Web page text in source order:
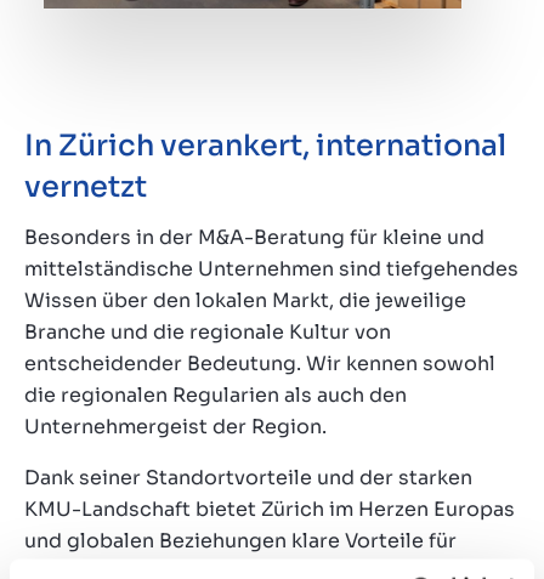
In Zürich verankert, international
vernetzt
Besonders in der M&A-Beratung für kleine und
mittelständische Unternehmen sind tiefgehendes
Wissen über den lokalen Markt, die jeweilige
Branche und die regionale Kultur von
entscheidender Bedeutung. Wir kennen sowohl
die regionalen Regularien als auch den
Unternehmergeist der Region.
Dank seiner Standortvorteile und der starken
KMU-Landschaft bietet Zürich im Herzen Europas
und globalen Beziehungen klare Vorteile für